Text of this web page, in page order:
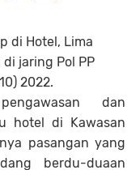
di Hotel, Lima
jaring Pol PP
2022.
dan
hotel di Kawasan
pasangan yang
berdu-duaan